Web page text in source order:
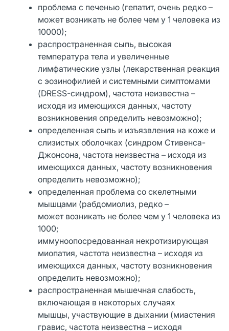
проблема с печенью (гепатит, очень редко –
может возникать не более чем у 1 человека из
10000);
распространенная сыпь, высокая
температура тела и увеличенные
лимфатические узлы (лекарственная реакция
с эозинофилией и системными симптомами
(DRESS-синдром), частота неизвестна –
исходя из имеющихся данных, частоту
возникновения определить невозможно);
определенная сыпь и изъязвления на коже и
слизистых оболочках (синдром Стивенса-
Джонсона, частота неизвестна – исходя из
имеющихся данных, частоту возникновения
определить невозможно);
определенная проблема со скелетными
мышцами (рабдомиолиз, редко –
может возникать не более чем у 1 человека из
1000;
иммуноопосредованная некротизирующая
миопатия, частота неизвестна – исходя из
имеющихся данных, частоту возникновения
определить невозможно);
распространенная мышечная слабость,
включающая в некоторых случаях
мышцы, участвующие в дыхании (миастения
гравис, частота неизвестна – исходя